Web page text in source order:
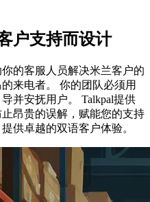
户支持而设计
的客服人员解决米兰客户的
来电者。 你的团队必须用
并安抚用户。 Talkpal提供
昂贵的误解，赋能您的支持
供卓越的双语客户体验。